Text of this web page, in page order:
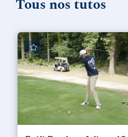
Tous nos tutos